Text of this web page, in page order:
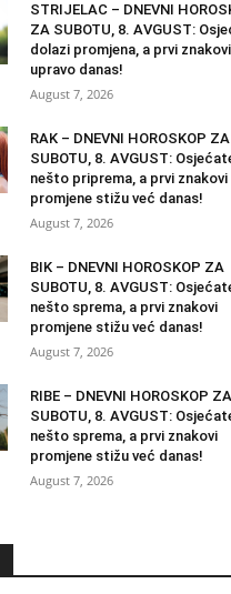
STRIJELAC – DNEVNI
ZA SUBOTU, 8. AVGUST:
dolazi promjena, a prvi
upravo danas!
August 7, 2026
RAK – DNEVNI HOROSKOP ZA
SUBOTU, 8. AVGUST:
nešto priprema, a prvi znakovi
promjene stižu već danas!
August 7, 2026
BIK – DNEVNI HOROSKOP ZA
SUBOTU, 8. AVGUST:
nešto sprema, a prvi znakovi
promjene stižu već danas!
August 7, 2026
RIBE – DNEVNI HOROSKOP ZA
SUBOTU, 8. AVGUST:
nešto sprema, a prvi znakovi
promjene stižu već danas!
August 7, 2026